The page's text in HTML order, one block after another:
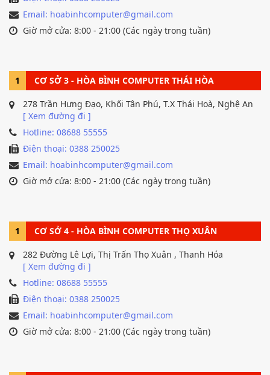
Email: hoabinhcomputer@gmail.com
Giờ mở cửa: 8:00 - 21:00 (Các ngày trong tuần)
1 CƠ SỞ 3 - HÒA BÌNH COMPUTER THÁI HÒA
278 Trần Hưng Đạo, Khối Tân Phú, T.X Thái Hoà, Nghệ An
[ Xem đường đi ]
Hotline: 08688 55555
Điện thoại: 0388 250025
Email: hoabinhcomputer@gmail.com
Giờ mở cửa: 8:00 - 21:00 (Các ngày trong tuần)
1 CƠ SỞ 4 - HÒA BÌNH COMPUTER THỌ XUÂN
282 Đường Lê Lợi, Thị Trấn Thọ Xuân , Thanh Hóa
[ Xem đường đi ]
Hotline: 08688 55555
Điện thoại: 0388 250025
Email: hoabinhcomputer@gmail.com
Giờ mở cửa: 8:00 - 21:00 (Các ngày trong tuần)